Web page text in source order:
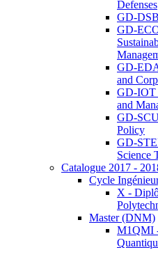
Defenses
GD-
GD-
GD-
and
GD-IOT
and
GD-
Policy
GD-
Science
Catalogue 2017 -
Cycle
X -
Master (DNM)
M1QMI